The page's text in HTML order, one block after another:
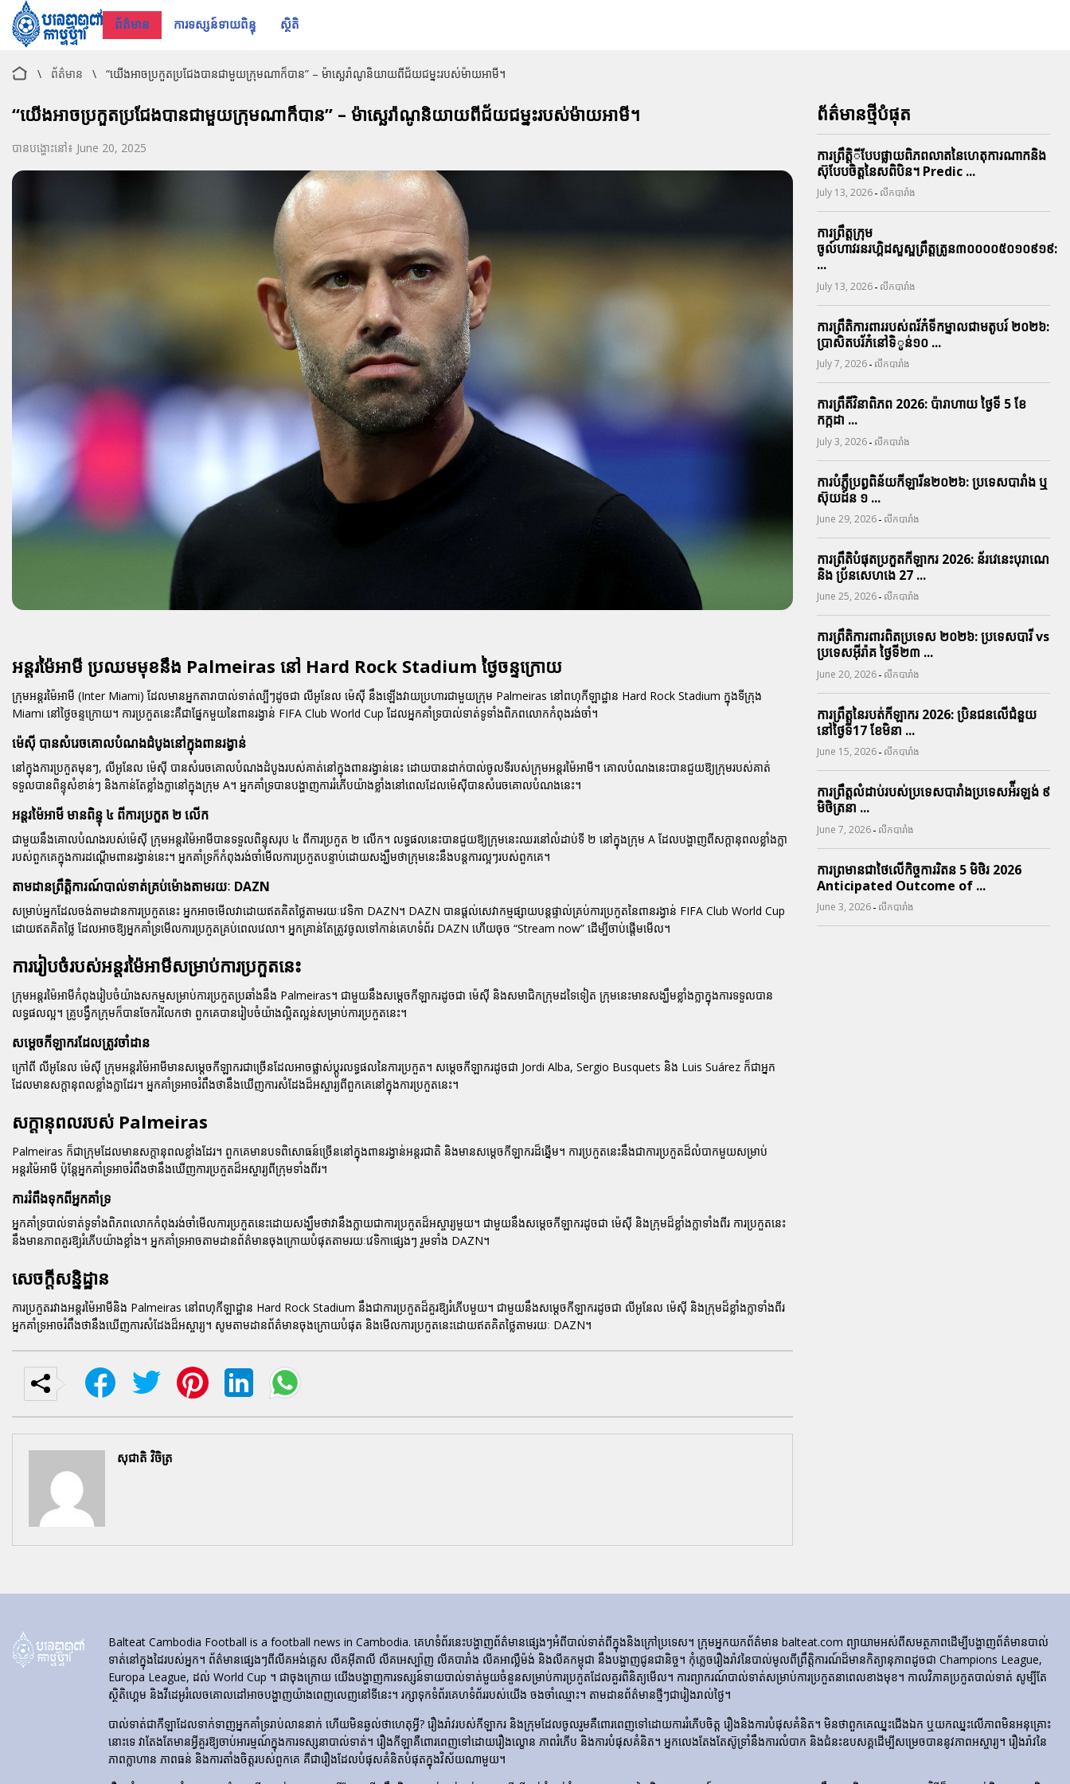
ព័ត៌មាន ការទស្សន៍ទាយពិន្ទុ ស្ថិតិ
\ ព័ត៌មាន \ “យើងអាចប្រកួតប្រជែងបានជាមួយក្រុមណាក៏បាន” – ម៉ាស្ឆេរ៉ាណូ​និយាយពីជ័យជម្នះរបស់ម៉ាយអាមី។
“យើងអាចប្រកួតប្រជែងបានជាមួយក្រុមណាក៏បាន” – ម៉ាស្ឆេរ៉ាណូ​និយាយពីជ័យជម្នះរបស់ម៉ាយអាមី។
បានបង្ហោះនៅ៖ June 20, 2025
អន្តរម៉ៃអាមី ប្រឈមមុខនឹង Palmeiras នៅ Hard Rock Stadium ថ្ងៃចន្ទក្រោយ
ក្រុមអន្តរម៉ៃអាមី (Inter Miami) ដែលមានអ្នកតារាបាល់ទាត់ល្បីៗដូចជា លីអូនែល ម៉េស៊ី នឹងឡើងវាយប្រហារជាមួយក្រុម Palmeiras នៅពហុកីឡាដ្ឋាន Hard Rock Stadium ក្នុងទីក្រុង
Miami នៅថ្ងៃចន្ទក្រោយ។ ការប្រកួតនេះគឺជាផ្នែកមួយនៃពានរង្វាន់ FIFA Club World Cup ដែលអ្នកគាំទ្របាល់ទាត់ទូទាំងពិភពលោកកំពុងរង់ចាំ។
ម៉េស៊ី បានសំរេចគោលបំណងដំបូងនៅក្នុងពានរង្វាន់
នៅក្នុងការប្រកួតមុនៗ, លីអូនែល ម៉េស៊ី បានសំរេចគោលបំណងដំបូងរបស់គាត់នៅក្នុងពានរង្វាន់នេះ ដោយបានដាក់បាល់ចូលទីរបស់ក្រុមអន្តរម៉ៃអាមី។ គោលបំណងនេះបានជួយឱ្យក្រុមរបស់គាត់
ទទួលបានពិន្ទុសំខាន់ៗ និងកាន់តែខ្លាំងក្លានៅក្នុងក្រុម A។ អ្នកគាំទ្របានបង្ហាញការរំភើបយ៉ាងខ្លាំងនៅពេលដែលម៉េស៊ីបានសំរេចគោលបំណងនេះ។
អន្តរម៉ៃអាមី មានពិន្ទុ ៤ ពីការប្រកួត ២ លើក
ជាមួយនឹងគោលបំណងរបស់ម៉េស៊ី ក្រុមអន្តរម៉ៃអាមីបានទទួលពិន្ទុសរុប ៤ ពីការប្រកួត ២ លើក។ លទ្ធផលនេះបានជួយឱ្យក្រុមនេះឈរនៅលំដាប់ទី ២ នៅក្នុងក្រុម A ដែលបង្ហាញពីសក្តានុពលខ្លាំងក្លា
របស់ពួកគេក្នុងការដណ្តើមពានរង្វាន់នេះ។ អ្នកគាំទ្រក៏កំពុងរង់ចាំមើលការប្រកួតបន្ទាប់ដោយសង្ឃឹមថាក្រុមនេះនឹងបន្តការល្អៗរបស់ពួកគេ។
តាមដានព្រឹត្តិការណ៍បាល់ទាត់គ្រប់ម៉ោងតាមរយៈ DAZN
សម្រាប់អ្នកដែលចង់តាមដានការប្រកួតនេះ អ្នកអាចមើលវាដោយឥតគិតថ្លៃតាមរយៈវេទិកា DAZN។ DAZN បានផ្តល់សេវាកម្មផ្សាយបន្តផ្ទាល់គ្រប់ការប្រកួតនៃពានរង្វាន់ FIFA Club World Cup
ដោយឥតគិតថ្លៃ ដែលអាចឱ្យអ្នកគាំទ្រមើលការប្រកួតគ្រប់ពេលវេលា។ អ្នកគ្រាន់តែត្រូវចូលទៅកាន់គេហទំព័រ DAZN ហើយចុច “Stream now” ដើម្បីចាប់ផ្តើមមើល។
ការរៀបចំរបស់អន្តរម៉ៃអាមីសម្រាប់ការប្រកួតនេះ
ក្រុមអន្តរម៉ៃអាមីកំពុងរៀបចំយ៉ាងសកម្មសម្រាប់ការប្រកួតប្រឆាំងនឹង Palmeiras។ ជាមួយនឹងសម្តេចកីឡាករដូចជា ម៉េស៊ី និងសមាជិកក្រុមដទៃទៀត ក្រុមនេះមានសង្ឃឹមខ្លាំងក្លាក្នុងការទទួលបាន
លទ្ធផលល្អ។ គ្រូបង្វឹកក្រុមក៏បានចែករំលែកថា ពួកគេបានរៀបចំយ៉ាងល្អិតល្អន់សម្រាប់ការប្រកួតនេះ។
សម្តេចកីឡាករដែលត្រូវចាំដាន
ក្រៅពី លីអូនែល ម៉េស៊ី ក្រុមអន្តរម៉ៃអាមីមានសម្តេចកីឡាករជាច្រើនដែលអាចផ្លាស់ប្តូរលទ្ធផលនៃការប្រកួត។ សម្តេចកីឡាករដូចជា Jordi Alba, Sergio Busquets និង Luis Suárez ក៏ជាអ្នក
ដែលមានសក្តានុពលខ្លាំងក្លាដែរ។ អ្នកគាំទ្រអាចរំពឹងថានឹងឃើញការសំដែងដ៏អស្ចារ្យពីពួកគេនៅក្នុងការប្រកួតនេះ។
សក្តានុពលរបស់ Palmeiras
Palmeiras ក៏ជាក្រុមដែលមានសក្តានុពលខ្លាំងដែរ។ ពួកគេមានបទពិសោធន៍ច្រើននៅក្នុងពានរង្វាន់អន្តរជាតិ និងមានសម្តេចកីឡាករដ៏ឆ្នើម។ ការប្រកួតនេះនឹងជាការប្រកួតដ៏លំបាកមួយសម្រាប់
អន្តរម៉ៃអាមី ប៉ុន្តែអ្នកគាំទ្រអាចរំពឹងថានឹងឃើញការប្រកួតដ៏អស្ចារ្យពីក្រុមទាំងពីរ។
ការរំពឹងទុកពីអ្នកគាំទ្រ
អ្នកគាំទ្របាល់ទាត់ទូទាំងពិភពលោកកំពុងរង់ចាំមើលការប្រកួតនេះដោយសង្ឃឹមថាវានឹងក្លាយជាការប្រកួតដ៏អស្ចារ្យមួយ។ ជាមួយនឹងសម្តេចកីឡាករដូចជា ម៉េស៊ី និងក្រុមដ៏ខ្លាំងក្លាទាំងពីរ ការប្រកួតនេះ
នឹងមានភាពគួរឱ្យរំភើបយ៉ាងខ្លាំង។ អ្នកគាំទ្រអាចតាមដានព័ត៌មានចុងក្រោយបំផុតតាមរយៈវេទិកាផ្សេងៗ រួមទាំង DAZN។
សេចក្តីសន្និដ្ឋាន
ការប្រកួតរវាងអន្តរម៉ៃអាមីនិង Palmeiras នៅពហុកីឡាដ្ឋាន Hard Rock Stadium នឹងជាការប្រកួតដ៏គួរឱ្យរំភើបមួយ។ ជាមួយនឹងសម្តេចកីឡាករដូចជា លីអូនែល ម៉េស៊ី និងក្រុមដ៏ខ្លាំងក្លាទាំងពីរ
អ្នកគាំទ្រអាចរំពឹងថានឹងឃើញការសំដែងដ៏អស្ចារ្យ។ សូមតាមដានព័ត៌មានចុងក្រោយបំផុត និងមើលការប្រកួតនេះដោយឥតគិតថ្លៃតាមរយៈ DAZN។
សុជាតិ វិចិត្រ
ព័ត៌មានថ្មីបំផុត
ការព្រឹតិ្តីបែបផ្លាយពិភពលាតនៃហេតុការណាកនិង
ស៊ុបែបចិត្តនៃសពិបិន។ Predic ...
July 13, 2026 - លីកបារាំង
ការព្រឹត្តក្រុម
ចូល៍ហាវរនរហ្គិដសួស្ផព្រឹត្តត្រូន៣០០០០៥០១០៩១៩:
...
July 13, 2026 - លីកបារាំង
ការព្រឹតិការពាររបស់ពរ័ភ៎ទីកម្នាលជាមតូបរ៍ ២០២៦:
ប្រាសិតបរ័ភ៎នៅទិូន់១០ ...
July 7, 2026 - លីកបារាំង
ការព្រឹតិ៍វិនាពិភព 2026: ប៉ារាហាយ ថ្ងៃទី 5 ខែ
កក្កដា ...
July 3, 2026 - លីកបារាំង
ការបំភ្លឺប្រព្ធ​ពិន័យ​កីឡារីន​២០២៦: ប្រទេស​បារាំង​ ឬ​
ស៊ុយដ៍ន​ ១ ...
June 29, 2026 - លីកបារាំង
ការព្រឹតិបំផុតប្រកួតកីឡាករ 2026: ន័រវេនេះបុរាណេ
និង ប្រ័នសេហងេ 27 ...
June 25, 2026 - លីកបារាំង
ការព្រឹតិការពារ​ពិតប្រទេស ២០២៦: ប្រទេសបារី vs
ប្រទេសអ៊ីរ៉ាគ ថ្ងៃទី​២៣ ...
June 20, 2026 - លីកបារាំង
ការព្រឹត្តនៃរបត់កីឡាករ 2026: ប្រិនជនលើជំនួយ
នៅថ្ងៃទី17 ខែមិនា ...
June 15, 2026 - លីកបារាំង
ការព្រឹត្តលំដាប់របស់ប្រទេសបារាំងប្រទេសអ៉ីរឡង់ ៩
មិថិត្រនា ...
June 7, 2026 - លីកបារាំង
ការព្រមានជាថៃលើកិច្ចការរិតន 5 មិថិរ 2026
Anticipated Outcome of ...
June 3, 2026 - លីកបារាំង
Balteat Cambodia Football is a football news in Cambodia. គេហទំព័រ​នេះ​បង្ហាញ​ព័ត៌មាន​ផ្សេងៗ​អំពី​បាល់ទាត់​ពី​ក្នុង​និង​ក្រៅ​ប្រទេស។ ក្រុមអ្នកយកព័ត៌មាន balteat.com ព្យាយាមអស់ពីសមត្ថភាពដើម្បីបង្ហាញព័ត៌មានបាល់
ទាត់នៅក្នុងដៃរបស់អ្នក។ ព័ត៌មានផ្សេងៗពីលីគអង់គ្លេស លីគអ៊ីតាលី លីគអេស្ប៉ាញ លីគបារាំង លីគអាល្លឺម៉ង់ និងលីគកម្ពុជា នឹងបង្ហាញជូនជានិច្ច។ កុំភ្លេចរឿងរ៉ាវនៃបាល់មូលពីព្រឹត្តិការណ៍ដ៏មានកិត្យានុភាពដូចជា Champions League,
Europa League, ដល់ World Cup ។ ជាចុងក្រោយ យើងបង្ហាញការទស្សន៍ទាយបាល់ទាត់មួយចំនួនសម្រាប់ការប្រកួតដែលគួរពិនិត្យមើល។ ការព្យាករណ៍បាល់ទាត់សម្រាប់ការប្រកួតនាពេលខាងមុខ។ កាលវិភាគប្រកួតបាល់ទាត់ សូម្បីតែ
ស្ថិតិហ្គេម និងវីដេអូរំលេចគោលដៅអាចបង្ហាញយ៉ាងពេញលេញនៅទីនេះ។ រក្សាទុកទំព័រគេហទំព័ររបស់យើង ចងចាំឈ្មោះ។ តាមដានព័ត៌មានថ្មីៗជារៀងរាល់ថ្ងៃ។
បាល់ទាត់​ជា​កីឡា​ដែល​ទាក់​ទាញ​អ្នក​គាំទ្រ​រាប់​លាន​នាក់ ហើយ​មិន​ឆ្ងល់​ថា​ហេតុអ្វី? រឿងរ៉ាវ​របស់​កីឡាករ និង​ក្រុម​ដែល​ចូលរួម​គឺ​ពោរពេញ​ទៅ​ដោយ​ការ​រំភើប​ចិត្ត រឿង​និង​ការ​បំផុស​គំនិត។ មិនថាពួកគេឈ្នះជើងឯក ឬយកឈ្នះលើភាពមិនអនុគ្រោះ
នោះទេ វាតែងតែមានអ្វីគួរឱ្យចាប់អារម្មណ៍ក្នុងការទស្សនាបាល់ទាត់។ រឿង​កីឡា​គឺ​ពោរពេញ​ទៅ​ដោយ​រឿង​ល្ខោន ភាព​រំភើប និង​ការ​បំផុស​គំនិត។ អ្នកលេងតែងតែស៊ូទ្រាំនឹងការលំបាក និងជំនះឧបសគ្គដើម្បីសម្រេចបាននូវភាពអស្ចារ្យ។ រឿងរ៉ាវនៃ
ភាពក្លាហាន ភាពធន់ និងការតាំងចិត្តរបស់ពួកគេ គឺជារឿងដែលបំផុសគំនិតបំផុតក្នុងវិស័យណាមួយ។